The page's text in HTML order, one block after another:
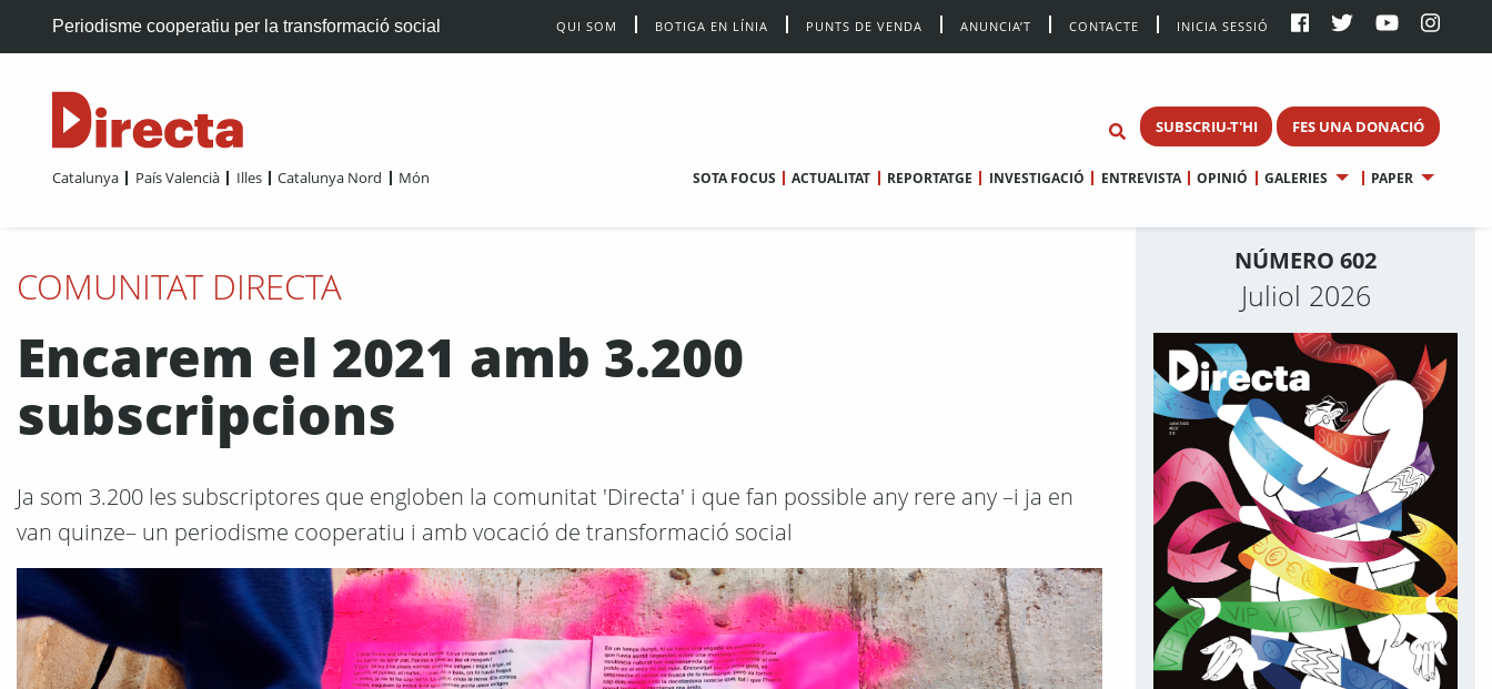
Periodisme cooperatiu per la transformació social QUI SOM BOTIGA EN LÍNIA PUNTS DE VENDA ANUNCIA’T CONTACTE INICIA SESSIÓ
SUBSCRIU-T'HI FES UNA DONACIÓ
Catalunya País Valencià Illes Catalunya Nord Món SOTA FOCUS ACTUALITAT REPORTATGE INVESTIGACIÓ ENTREVISTA OPINIÓ GALERIES PAPER
COMUNITAT DIRECTA
Encarem el 2021 amb 3.200
subscripcions
Ja som 3.200 les subscriptores que engloben la comunitat 'Directa' i que fan possible any rere any –i ja en
van quinze– un periodisme cooperatiu i amb vocació de transformació social
NÚMERO 602
Juliol 2026